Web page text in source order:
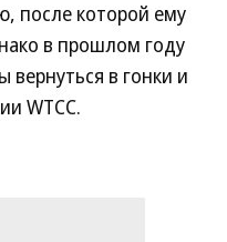
после которой ему
в прошлом году
в гонки и
WTCC.